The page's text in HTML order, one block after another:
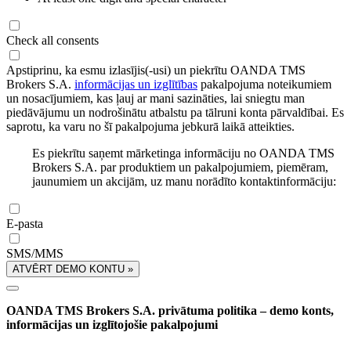
Check all consents
Apstiprinu, ka esmu izlasījis(-usi) un piekrītu OANDA TMS
Brokers S.A. informācijas un izglītības pakalpojuma noteikumiem
un nosacījumiem, kas ļauj ar mani sazināties, lai sniegtu man
piedāvājumu un nodrošinātu atbalstu pa tālruni konta pārvaldībai. Es
saprotu, ka varu no šī pakalpojuma jebkurā laikā atteikties.
Es piekrītu saņemt mārketinga informāciju no OANDA TMS
Brokers S.A. par produktiem un pakalpojumiem, piemēram,
jaunumiem un akcijām, uz manu norādīto kontaktinformāciju:
E-pasta
SMS/MMS
ATVĒRT DEMO KONTU »
OANDA TMS Brokers S.A. privātuma politika – demo konts,
informācijas un izglītojošie pakalpojumi